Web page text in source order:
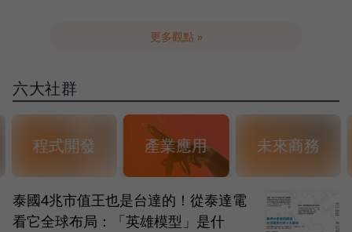
更多觀點 »
六大社群
程式開發 產業應用 未來商務
泰國4兆市值王也是台達的！從泰達電
看它全球布局：「英雄模型」是什